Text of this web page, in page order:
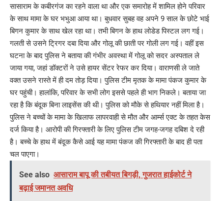
सासाराम के कबीरगंज का रहने वाला था और एक समारोह में शामिल होने परिवार
के साथ मामा के घर भभुआ आया था। बुधवार सुबह वह अपने 9 साल के छोटे भाई
बिगन कुमार के साथ खेल रहा था। तभी बिगन के हाथ लोडेड पिस्टल लग गई।
गलती से उसने ट्रिगर दबा दिया और गोलू की छाती पर गोली लग गई। वहीं इस
घटना के बाद पुलिस ने बताया की गंभीर अवस्था में गोलू को सदर अस्पताल ले
जाया गया, जहां डॉक्टरों ने उसे हायर सेंटर रेफर कर दिया। वाराणसी ले जाते
वक्त उसने रास्ते में ही दम तोड़ दिया। पुलिस टीम मृतक के मामा पंकज कुमार के
घर पहुंची। हालांकि, परिवार के सभी लोग इससे पहले ही भाग निकले। बताया जा
रहा है कि बंदूक बिना लाइसेंस की थी। पुलिस को मौके से हथियार नहीं मिला है।
पुलिस ने बच्चों के मामा के खिलाफ लापरवाही से मौत और आर्म्स एक्ट के तहत केस
दर्ज किया है। आरोपी की गिरफ्तारी के लिए पुलिस टीम जगह-जगह दबिश दे रही
है। बच्चे के हाथ में बंदूक कैसे आई यह मामा पंकज की गिरफ्तारी के बाद ही पता
चल पाएगा।
See also आसाराम बापू की तबीयत बिगड़ी, गुजरात हाईकोर्ट ने
बढ़ाई जमानत अवधि